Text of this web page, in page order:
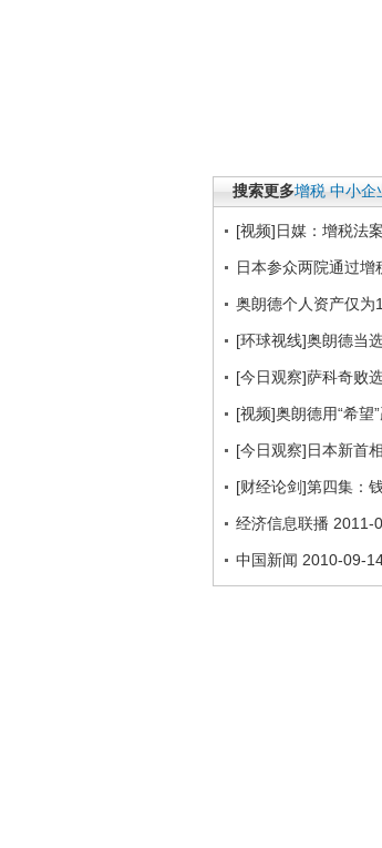
搜索更多增税 中小企
[视频]日媒：增税法
日本参众两院通过
奥朗德个人资产仅为
[环球视线]奥朗德当
[今日观察]萨科奇败
[视频]奥朗德用“希望
[今日观察]日本新首
[财经论剑]第四集：
经济信息联播 2011-
中国新闻 2010-09-